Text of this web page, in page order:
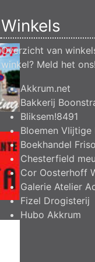
Winkels
Overzicht van
winkel? Meld het ons!
Akkrum.net
Bakkerij
Bliksem!8491
Bloemen Vlijtige
Boekhandel Friso
Chesterfield
Cor Oosterhoff
Galerie Atelier
Fizel Drogisterij
Hubo Akkrum